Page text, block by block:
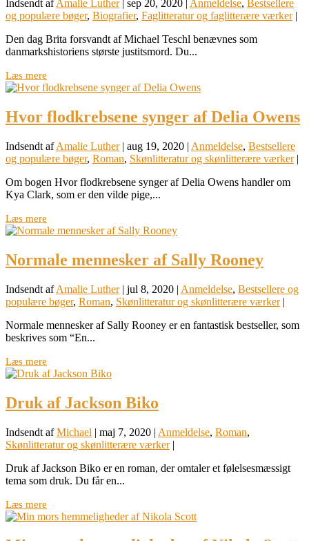
Indsendt afAmalie Luther| sep 20, 2020 | Anmeldelse, Bestsellere
og populære bøger, Biografier, Faglitteratur og faglitterære værker|
Den dag Brita forsvandt af Michael Teschl benævnes som
danmarkshistoriens største justitsmord. Du...
Læs mere
Hvor flodkrebsene synger af Delia Owens
Indsendt afAmalie Luther| aug 19, 2020 | Anmeldelse, Bestsellere
og populære bøger, Roman, Skønlitteratur og skønlitterære værker|
Om bogen Hvor flodkrebsene synger af Delia Owens handler om
Kya Clark, som er den vilde pige,...
Læs mere
Normale mennesker af Sally Rooney
Indsendt afAmalie Luther| jul 8, 2020 | Anmeldelse, Bestsellere og
populære bøger, Roman, Skønlitteratur og skønlitterære værker|
Normale mennesker af Sally Rooney er en fantastisk bestseller, som
beskrives som “En...
Læs mere
Druk af Jackson Biko
Indsendt afMichael | maj 7, 2020 | Anmeldelse, Roman,
Skønlitteratur og skønlitterære værker|
Druk af Jackson Biko er en roman, der omtaler et følelsesmæssigt
tema som druk. Du får en...
Læs mere